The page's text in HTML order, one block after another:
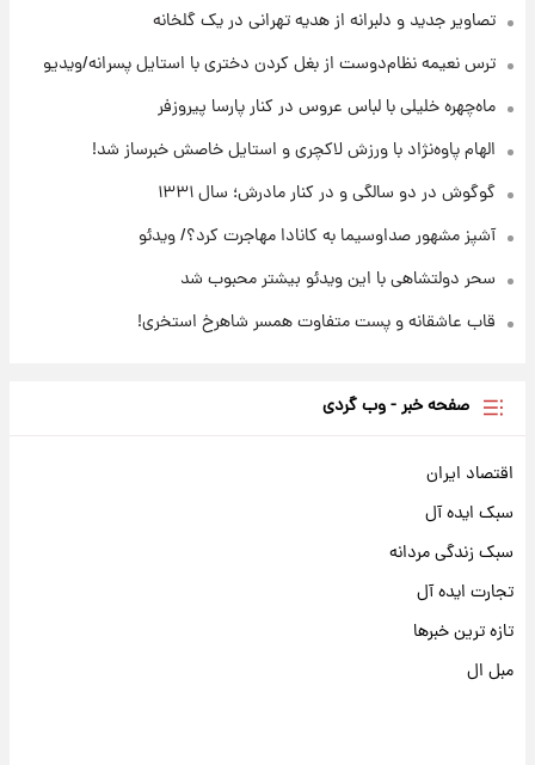
شوید+ فیلم
۲۱ ساعت پیش
تصاویر جدید و دلبرانه از هدیه تهرانی در یک گلخانه
ترس نعیمه نظام‌دوست از بغل کردن دختری با استایل پسرانه/ویدیو
ماه‌چهره خلیلی با لباس عروس در کنار پارسا پیروزفر
الهام پاوه‌نژاد با ورزش لاکچری و استایل خاصش خبرساز شد!
گوگوش در دو سالگی و در کنار مادرش؛ سال ۱۳۳۱
آشپز مشهور صداوسیما به کانادا مهاجرت کرد؟/ ویدئو
سحر دولتشاهی با این ویدئو بیشتر محبوب شد
قاب عاشقانه و پست متفاوت همسر شاهرخ استخری!
صفحه خبر - وب گردی
اقتصاد ایران
سبک ایده آل
سبک زندگی مردانه
تجارت ایده آل
تازه ترین خبرها
مبل ال